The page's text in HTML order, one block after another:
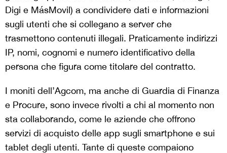
Digi e MásMovil) a condividere dati e informazioni
sugli utenti che si collegano a server che
trasmettono contenuti illegali. Praticamente indirizzi
IP, nomi, cognomi e numero identificativo della
persona che figura come titolare del contratto.
I moniti dell’Agcom, ma anche di Guardia di Finanza
e Procure, sono invece rivolti a chi al momento non
sta collaborando, come le aziende che offrono
servizi di acquisto delle app sugli smartphone e sui
tablet degli utenti. Tante di queste compaiono